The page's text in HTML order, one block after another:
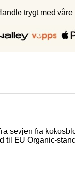
trygt med
sevjen fra
EU Organic-